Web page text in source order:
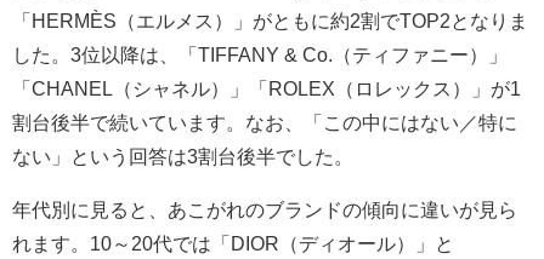
「HERMÈS（エルメス）」がともに約2割でTOP2となりま
した。3位以降は、「TIFFANY & Co.（ティファニー）」
「CHANEL（シャネル）」「ROLEX（ロレックス）」が1
割台後半で続いています。なお、「この中にはない／特に
ない」という回答は3割台後半でした。
年代別に見ると、あこがれのブランドの傾向に違いが見ら
れます。10～20代では「DIOR（ディオール）」と